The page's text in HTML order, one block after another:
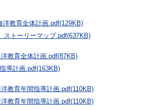
洋教育全体計画.pdf(129KB)
トーリーマップ.pdf(637KB)
教育全体計画.pdf(87KB)
導計画.pdf(163KB)
教育年間指導計画.pdf(110KB)
教育年間指導計画.pdf(110KB)